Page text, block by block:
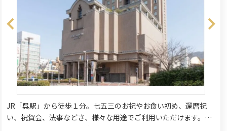
JR「呉駅」から徒歩１分。七五三のお祝やお食い初め、還暦祝
い、祝賀会、法事などさ、様々な用途でご利用いただけます。少